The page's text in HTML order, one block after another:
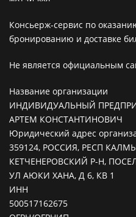
Консьерж-сервис по
бронированию и доставке
Не является официальным
Название организации
ИНДИВИДУАЛЬНЫЙ
АРТЕМ КОНСТАНТИНОВИЧ
Юридический адрес
359124, РОССИЯ, РЕСП
КЕТЧЕНЕРОВСКИЙ Р-Н,
УЛ АЮКИ ХАНА, Д 6, КВ 1
ИНН
500517162675